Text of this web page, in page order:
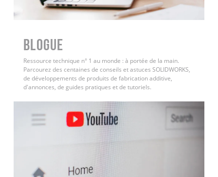
BLOGUE
Ressource technique n° 1 au monde : à portée de la main.
Parcourez des centaines de conseils et astuces SOLIDWORKS,
de développements de produits de fabrication additive,
d'annonces, de guides pratiques et de tutoriels.